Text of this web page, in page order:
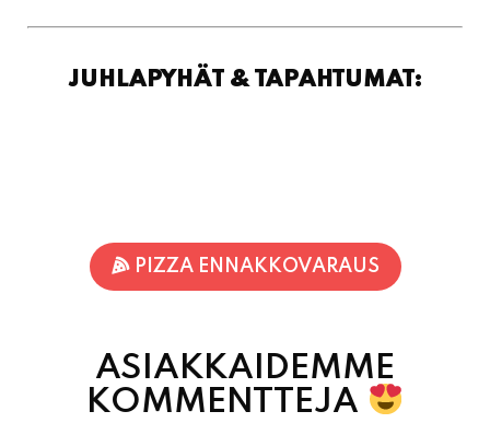
JUHLAPYHÄT & TAPAHTUMAT:
PIZZA ENNAKKOVARAUS
ASIAKKAIDEMME
KOMMENTTEJA